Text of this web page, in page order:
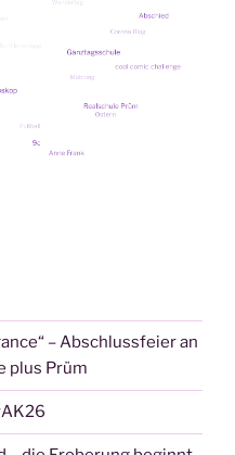
– Abschlussfeier an
plus Prüm